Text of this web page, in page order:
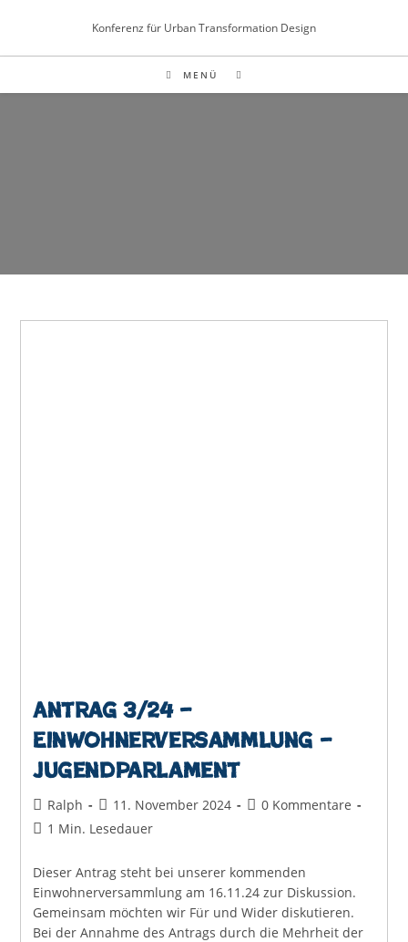
springen
Konferenz für Urban Transformation Design
MENÜ
Antrag 3/24 –
Einwohnerversammlung –
Jugendparlament
Beitrags-
Autor:
Ralph
Beitrag
veröffentlicht:
11. November 2024
Beitrags-
0 Kommentare
Lesedauer:
1 Min. Lesedauer
Dieser Antrag steht bei unserer kommenden
Einwohnerversammlung am 16.11.24 zur Diskussion.
Gemeinsam möchten wir Für und Wider diskutieren.
Bei der Annahme des Antrags durch die Mehrheit der